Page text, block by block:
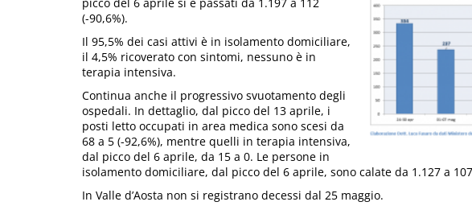
picco del 6 aprile si è passati da 1.197 a 112
(-90,6%).
Il 95,5% dei casi attivi è in isolamento domiciliare,
il 4,5% ricoverato con sintomi, nessuno è in
terapia intensiva.
Continua anche il progressivo svuotamento degli
ospedali. In dettaglio, dal picco del 13 aprile, i
posti letto occupati in area medica sono scesi da
68 a 5 (-92,6%), mentre quelli in terapia intensiva,
dal picco del 6 aprile, da 15 a 0. Le persone in
isolamento domiciliare, dal picco del 6 aprile, sono calate da 1.127 a
In Valle d’Aosta non si registrano decessi dal 25 maggio.